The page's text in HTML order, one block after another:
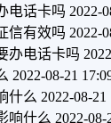
电话卡吗 2022-
信有效吗 2022-
办电话卡吗
2022-08-21
什么 2022-08-21
响什么 2022-08-